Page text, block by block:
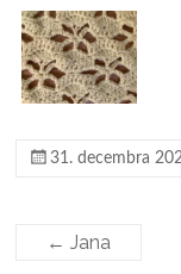
31. decembra
← Jana